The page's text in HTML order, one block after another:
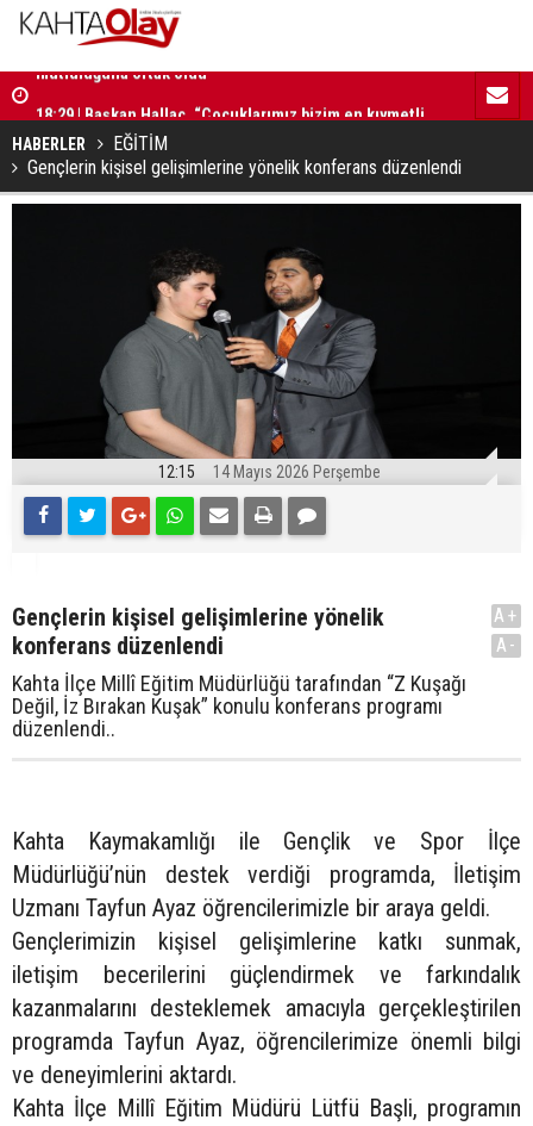
emanetlerimizdir”
16:52 |
HABERLER
EĞİTİM
Gençlerin kişisel gelişimlerine yönelik konferans düzenlendi
12:15 14 Mayıs 2026 Perşembe
Gençlerin kişisel gelişimlerine yönelik
konferans düzenlendi
Kahta İlçe Millî Eğitim Müdürlüğü tarafından “Z Kuşağı
Değil, İz Bırakan Kuşak” konulu konferans programı
düzenlendi..
A+
A-
Kahta Kaymakamlığı ile Gençlik ve Spor İlçe
Müdürlüğü’nün destek verdiği programda, İletişim
Uzmanı Tayfun Ayaz öğrencilerimizle bir araya geldi.
Gençlerimizin kişisel gelişimlerine katkı sunmak,
iletişim becerilerini güçlendirmek ve farkındalık
kazanmalarını desteklemek amacıyla gerçekleştirilen
programda Tayfun Ayaz, öğrencilerimize önemli bilgi
ve deneyimlerini aktardı.
Kahta İlçe Millî Eğitim Müdürü Lütfü Başli, programın